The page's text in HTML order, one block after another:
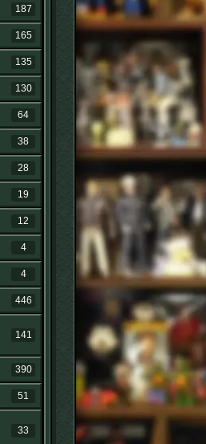
187
165
135
130
64
38
28
19
12
4
4
446
141
390
51
33